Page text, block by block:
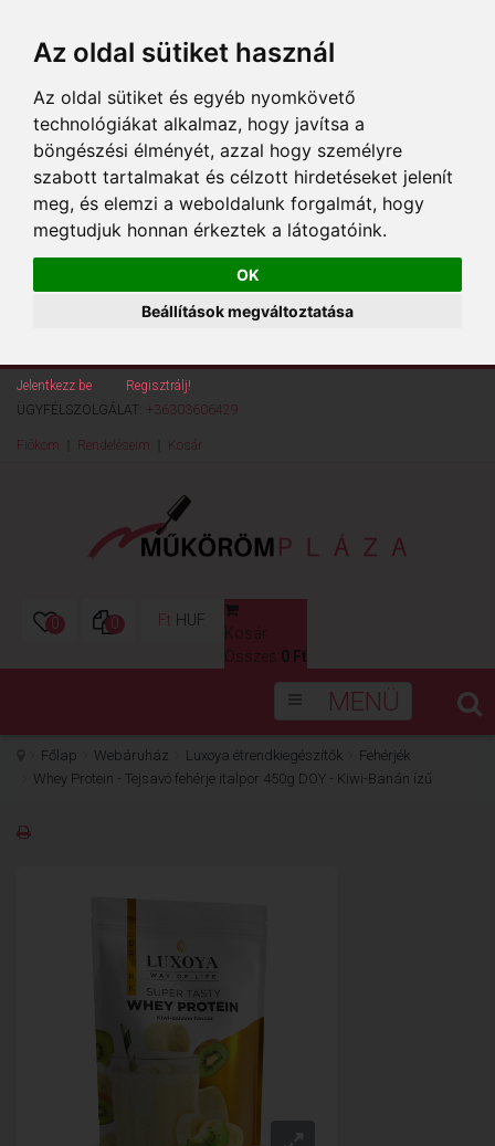
Az oldal sütiket használ
Az oldal sütiket és egyéb nyomkövető
technológiákat alkalmaz, hogy javítsa a
böngészési élményét, azzal hogy személyre
szabott tartalmakat és célzott hirdetéseket jelenít
meg, és elemzi a weboldalunk forgalmát, hogy
megtudjuk honnan érkeztek a látogatóink.
OK
Beállítások megváltoztatása
Jelentkezz be
Regisztrálj!
ÜGYFÉLSZOLGÁLAT: +36303606429
Fiókom Rendeléseim Kosár
0 0 Ft HUF
Kosár
Összes: 0 Ft
MENÜ
Főlap Webáruház Luxoya étrendkiegészítők
Fehérjék
Whey Protein - Tejsavó fehérje italpor 450g DOY - Kiwi-Banán ízű